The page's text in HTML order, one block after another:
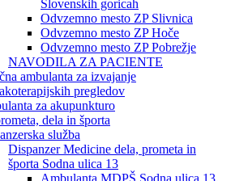
Slovenskih goricah
Odvzemno mesto ZP Slivnica
Odvzemno mesto ZP Hoče
Odvzemno mesto ZP Pobrežje
NAVODILA ZA PACIENTE
ambulanta za izvajanje
pregledov
za akupunkturo
dela in športa
služba
Dispanzer Medicine dela, prometa in
športa Sodna ulica 13
Ambulanta MDPŠ Sodna ulica 13,